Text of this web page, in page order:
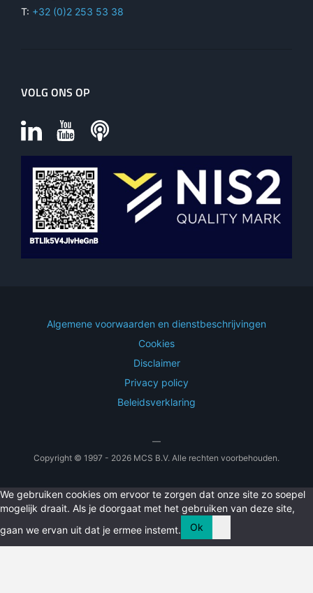
T: +32 (0)2 253 53 38
VOLG ONS OP
Algemene voorwaarden en dienstbeschrijvingen
Cookies
Disclaimer
Privacy policy
Beleidsverklaring
—
Copyright © 1997 - 2026 MCS B.V. Alle rechten voorbehouden.
We gebruiken cookies om ervoor te zorgen dat onze site zo soepel
mogelijk draait. Als je doorgaat met het gebruiken van deze site,
gaan we ervan uit dat je ermee instemt.
Ok